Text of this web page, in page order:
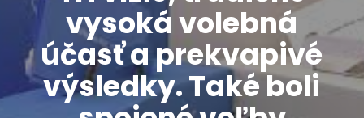
vysoká volebná
účasť a prekvapivé
výsledky. Také boli